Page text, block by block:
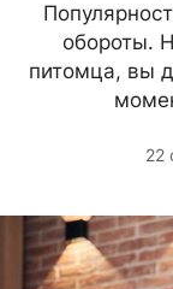
обороты.
питомца, вы
22